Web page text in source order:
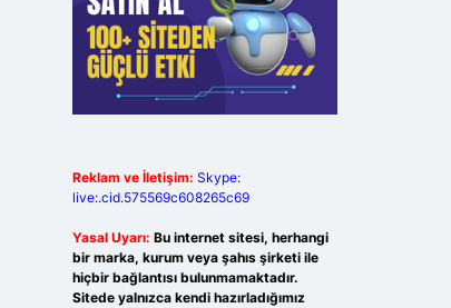
Reklam ve İletişim: Skype:
live:.cid.575569c608265c69
Yasal Uyarı: Bu internet sitesi, herhangi
bir marka, kurum veya şahıs şirketi ile
hiçbir bağlantısı bulunmamaktadır.
Sitede yalnızca kendi hazırladığımız